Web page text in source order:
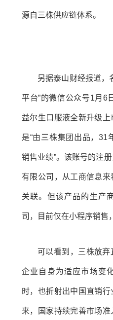
源自三株供应链体系。
另据泰山财经报道，
平台”的微信公众号1月6
益尔生口服液全新升级
是“由三株集团出品，31
销售业绩”。该账号的注
有限公司，从工商信息
关联。但该产品的生产
司，目前仅在小程序销售
可以看到，三株放
企业自身为适应市场变
时，也折射出中国直销
来，国家持续完善市场